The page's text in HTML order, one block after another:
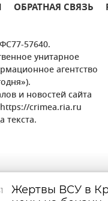
ОБРАТНАЯ СВЯЗЬ
57640.
унитарное
агентство
и новостей сайта
crimea.ria.ru
текста.
Жертвы ВСУ в